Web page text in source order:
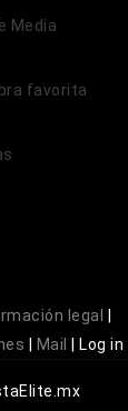
Media
favorita
legal
Mail Log in